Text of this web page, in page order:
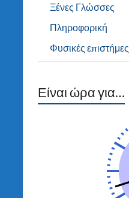
Ξένες Γλώσσες
Πληροφορική
Φυσικές επιστήμες
Είναι ώρα για…